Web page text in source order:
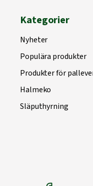
Kategorier
Nyheter
Populära produkter
Produkter för
Halmeko
Släputhyrning